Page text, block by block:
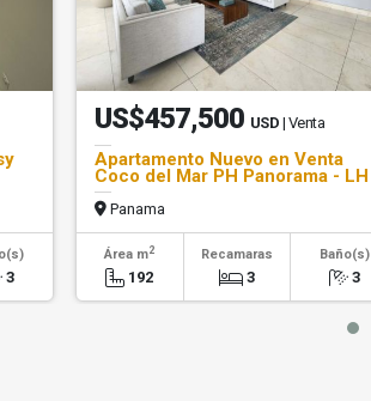
3
US$457,500 USD | Venta
Apartamento Nuevo en Venta
Coco del Mar PH Panorama - LH
Panama
Área m2
192
Recamaras
3
Baño(s)
3